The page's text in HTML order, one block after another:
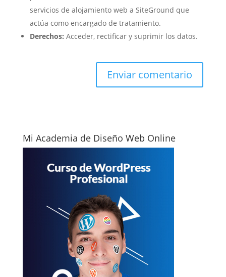
servicios de alojamiento web a SiteGround que
actúa como encargado de tratamiento.
Derechos: Acceder, rectificar y suprimir los datos.
Mi Academia de Diseño Web Online